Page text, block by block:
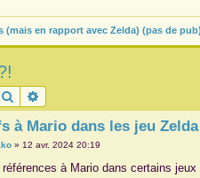
(mais en rapport avec Zelda) (pas de pub)
Rechercher
à Mario dans les jeu
» 12 avr. 2024 20:19
références à Mario dans certains jeux